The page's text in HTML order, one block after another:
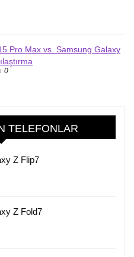
Pro Max vs. Samsung Galaxy
0
TELEFONLAR
Z Flip7
Z Fold7